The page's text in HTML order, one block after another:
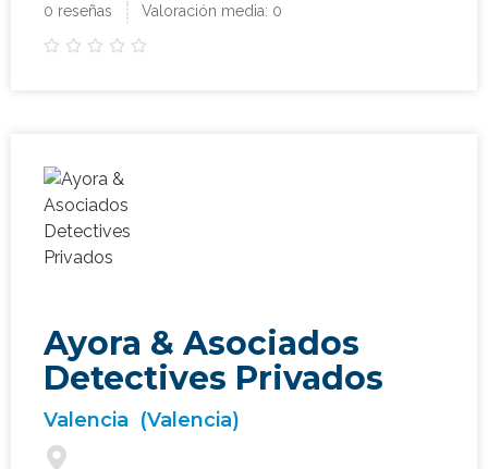
0 reseñas Valoración media: 0
    
Ayora & Asociados
Detectives Privados
Valencia (Valencia)